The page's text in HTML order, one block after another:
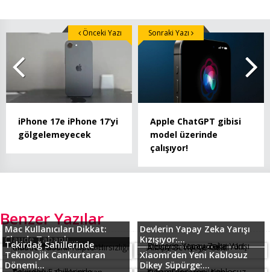
iPhone 17e iPhone 17’yi
gölgelemeyecek
Önceki Yazı
Apple ChatGPT gibisi
model üzerinde
çalışıyor!
Sonraki Yazı
Benzer Yazılar
Mac Kullanıcıları Dikkat:
Claude Tabanlı...
Devlerin Yapay Zeka Yarışı
Kızışıyor:...
Tekirdağ Sahillerinde
Teknolojik Cankurtaran
Dönemi...
Xiaomi’den Yeni Kablosuz
Dikey Süpürge:...